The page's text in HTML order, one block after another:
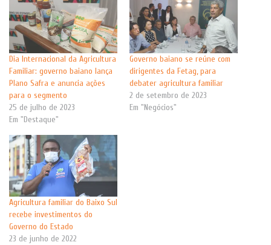
Dia Internacional da Agricultura
Familiar: governo baiano lança
Plano Safra e anuncia ações
para o segmento
25 de julho de 2023
Em "Destaque"
Governo baiano se reúne com
dirigentes da Fetag, para
debater agricultura familiar
2 de setembro de 2023
Em "Negócios"
Agricultura familiar do Baixo Sul
recebe investimentos do
Governo do Estado
23 de junho de 2022